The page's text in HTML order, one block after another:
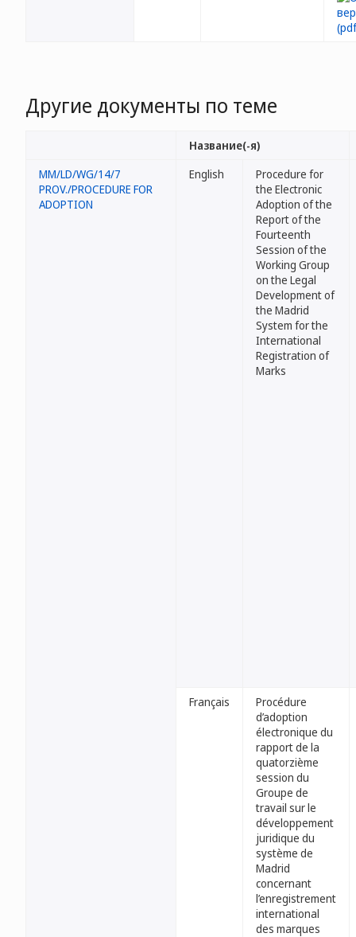
Другие документы по теме
Название(-я)
MM/LD/WG/14/7
PROV./PROCEDURE FOR
ADOPTION
English
Procedure for
the Electronic
Adoption of the
Report of the
Fourteenth
Session of the
Working Group
on the Legal
Development of
the Madrid
System for the
International
Registration of
Marks
Français
Procédure
d’adoption
électronique du
rapport de la
quatorzième
session du
Groupe de
travail sur le
développement
juridique du
système de
Madrid
concernant
l’enregistrement
international
des marques